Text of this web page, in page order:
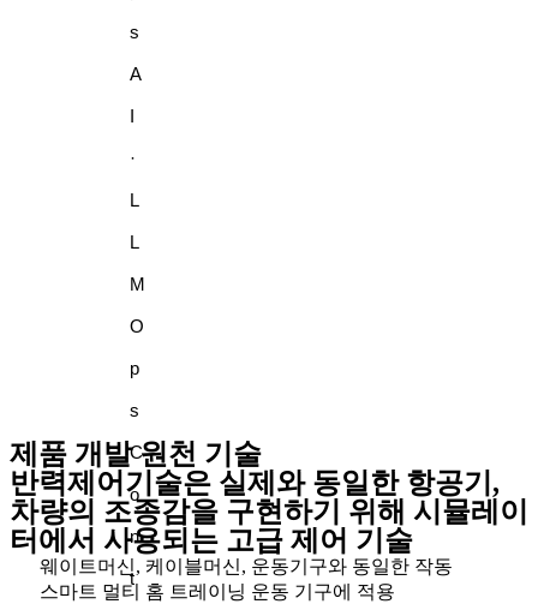
s
A
I
·
L
L
M
O
p
s
C
o
n
t
제품 개발 원천 기술
반력제어기술은 실제와 동일한 항공기,
차량의 조종감을 구현하기 위해 시뮬레이
터에서 사용되는 고급 제어 기술
웨이트머신, 케이블머신, 운동기구와 동일한 작동
스마트 멀티 홈 트레이닝 운동 기구에 적용